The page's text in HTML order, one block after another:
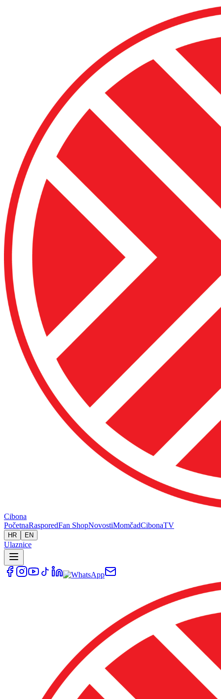
Cibona
PočetnaRasporedFan ShopNovostiMomčadCibonaTV
HR EN
Ulaznice